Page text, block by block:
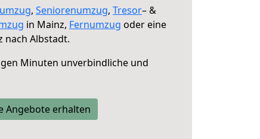
, Seniorenumzug, Tresor– &
in Mainz, Fernumzug oder eine
nach Albstadt.
Minuten unverbindliche und
Angebote erhalten